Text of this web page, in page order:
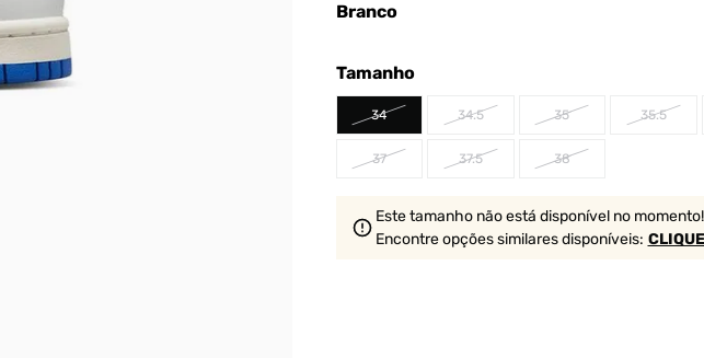
Branco
Tamanho
34 34.5 35 35.5
37 37.5 38
Este tamanho não está disponível no momento!
Encontre opções similaresdisponíveis: